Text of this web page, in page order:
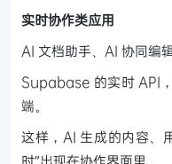
实时协作类应用
AI 文档助手、AI 协同编
Supabase 的实时 API
端。
这样，AI 生成的内容、
时”出现在协作界面里。